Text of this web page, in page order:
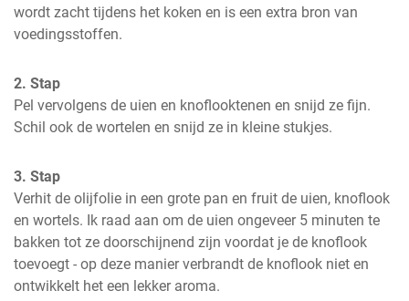
wordt zacht tijdens het koken en is een extra bron van
voedingsstoffen.
2. Stap
Pel vervolgens de uien en knoflooktenen en snijd ze fijn.
Schil ook de wortelen en snijd ze in kleine stukjes.
3. Stap
Verhit de olijfolie in een grote pan en fruit de uien, knoflook
en wortels. Ik raad aan om de uien ongeveer 5 minuten te
bakken tot ze doorschijnend zijn voordat je de knoflook
toevoegt - op deze manier verbrandt de knoflook niet en
ontwikkelt het een lekker aroma.